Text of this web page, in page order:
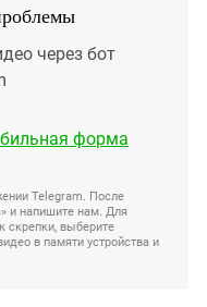
через бот
форма
Telegram. После
и напишите нам. Для
скрепки, выберите
в памяти устройства и